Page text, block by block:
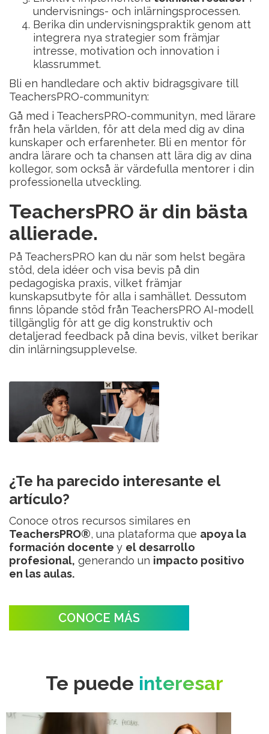
undervisnings- och inlärningsprocessen.
Berika din undervisningspraktik genom att
integrera nya strategier som främjar
intresse, motivation och innovation i
klassrummet.
Bli en handledare och aktiv bidragsgivare till
TeachersPRO-communityn:
Gå med i TeachersPRO-communityn, med lärare
från hela världen, för att dela med dig av dina
kunskaper och erfarenheter. Bli en mentor för
andra lärare och ta chansen att lära dig av dina
kollegor, som också är värdefulla mentorer i din
professionella utveckling.
TeachersPRO är din bästa
allierade.
På TeachersPRO kan du när som helst begära
stöd, dela idéer och visa bevis på din
pedagogiska praxis, vilket främjar
kunskapsutbyte för alla i samhället. Dessutom
finns löpande stöd från TeachersPRO AI-modell
tillgänglig för att ge dig konstruktiv och
detaljerad feedback på dina bevis, vilket berikar
din inlärningsupplevelse.
¿Te ha parecido interesante el
artículo?
Conoce otros recursos similares en
TeachersPRO®, una plataforma que apoya la
formación docente y el desarrollo
profesional, generando un impacto positivo
en las aulas.
CONOCE MÁS
Te puede interesar